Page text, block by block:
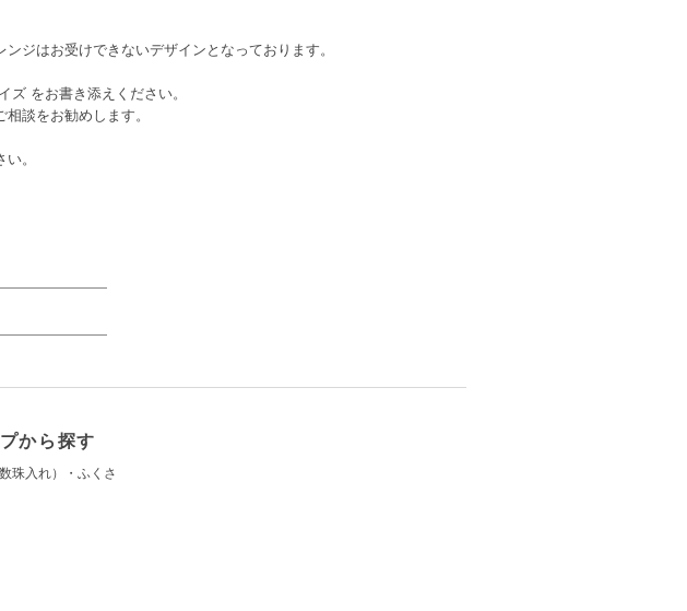
ジはお受けできないデザインとなっております。
ズ をお書き添えください。
談をお勧めします。
。
から探す
珠入れ）・ふくさ